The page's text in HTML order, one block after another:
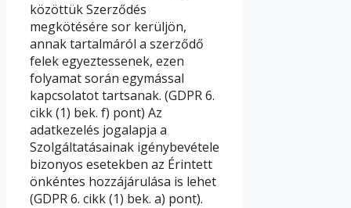
közöttük Szerződés
megkötésére sor kerüljön,
annak tartalmáról a szerződő
felek egyeztessenek, ezen
folyamat során egymással
kapcsolatot tartsanak. (GDPR 6.
cikk (1) bek. f) pont) Az
adatkezelés jogalapja a
Szolgáltatásainak igénybevétele
bizonyos esetekben az Érintett
önkéntes hozzájárulása is lehet
(GDPR 6. cikk (1) bek. a) pont).